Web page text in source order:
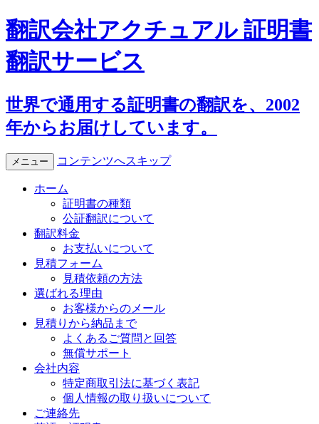
翻訳会社アクチュアル 証明書
翻訳サービス
世界で通用する証明書の翻訳を、2002
年からお届けしています。
メニュー コンテンツへスキップ
ホーム
証明書の種類
公証翻訳について
翻訳料金
お支払いについて
見積フォーム
見積依頼の方法
選ばれる理由
お客様からのメール
見積りから納品まで
よくあるご質問と回答
無償サポート
会社内容
特定商取引法に基づく表記
個人情報の取り扱いについて
ご連絡先